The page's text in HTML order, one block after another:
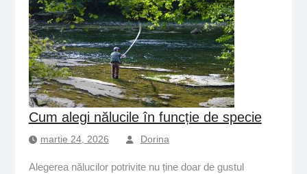
Cum alegi nălucile în funcție de specie
martie 24, 2026 Dorina
Alegerea nălucilor potrivite nu ține doar de gustul